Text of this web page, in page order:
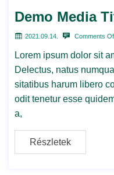
Demo Media
2021.09.14. Comments
Lorem ipsum dolor sit
Delectus, natus
sitatibus harum libero
odit tenetur esse
a,
Részletek